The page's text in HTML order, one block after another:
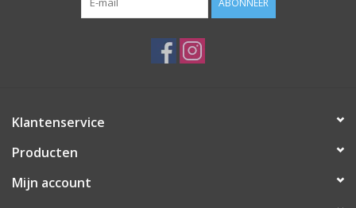
Klantenservice
Producten
Mijn account